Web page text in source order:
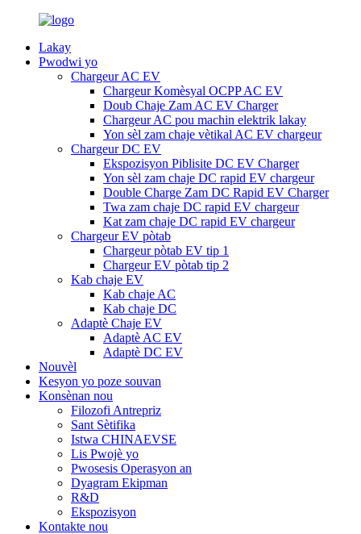
Lakay
Pwodwi yo
Chargeur AC EV
Chargeur Komèsyal OCPP AC EV
Doub Chaje Zam AC EV Charger
Chargeur AC pou machin elektrik lakay
Yon sèl zam chaje vètikal AC EV chargeur
Chargeur DC EV
Ekspozisyon Piblisite DC EV Charger
Yon sèl zam chaje DC rapid EV chargeur
Double Charge Zam DC Rapid EV Charger
Twa zam chaje DC rapid EV chargeur
Kat zam chaje DC rapid EV chargeur
Chargeur EV pòtab
Chargeur pòtab EV tip 1
Chargeur EV pòtab tip 2
Kab chaje EV
Kab chaje AC
Kab chaje DC
Adaptè Chaje EV
Adaptè AC EV
Adaptè DC EV
Nouvèl
Kesyon yo poze souvan
Konsènan nou
Filozofi Antrepriz
Sant Sètifika
Istwa CHINAEVSE
Lis Pwojè yo
Pwosesis Operasyon an
Dyagram Ekipman
R&D
Ekspozisyon
Kontakte nou